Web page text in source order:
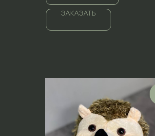
ЗАКАЗАТЬ